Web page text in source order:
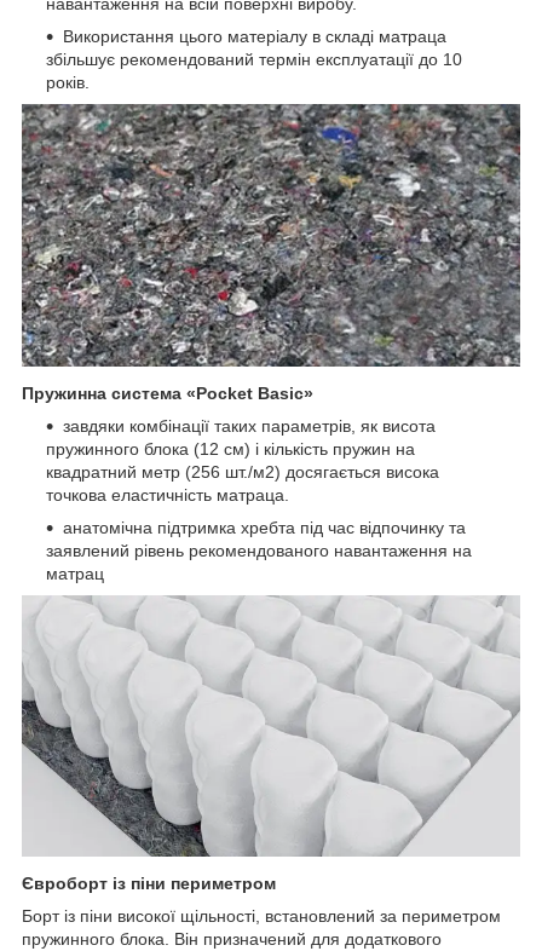
Використання цього матеріалу в складі матраца
збільшує рекомендований термін експлуатації до 10
років.
Пружинна система «Pocket Basic»
завдяки комбінації таких параметрів, як висота
пружинного блока (12 см) і кількість пружин на
квадратний метр (256 шт./м2) досягається висока
точкова еластичність матраца.
анатомічна підтримка хребта під час відпочинку та
заявлений рівень рекомендованого навантаження на
матрац
Євроборт із піни периметром
Борт із піни високої щільності, встановлений за периметром
пружинного блока. Він призначений для додаткового